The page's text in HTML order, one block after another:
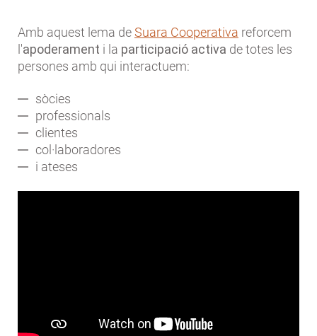
Amb aquest lema deSuara Cooperativa reforcem
l'apoderament i la participació activa de totes les
persones amb qui interactuem:
sòcies
professionals
clientes
col·laboradores
i ateses